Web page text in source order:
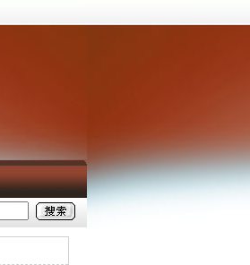
邀请函｜民族声乐系2026届毕业生春季校园招聘会